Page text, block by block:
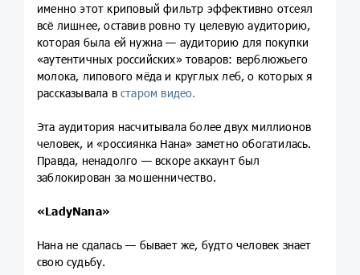
именно этот криповый фильтр эффективно отсеял
всё лишнее, оставив ровно ту целевую аудиторию,
которая была ей нужна — аудиторию для покупки
«аутентичных российских» товаров: верблюжьего
молока, липового мёда и круглых леб, о которых я
рассказывала в старом видео.
Эта аудитория насчитывала более двух миллионов
человек, и «россиянка Нана» заметно обогатилась.
Правда, ненадолго — вскоре аккаунт был
заблокирован за мошенничество.
«LadyNana»
Нана не сдалась — бывает же, будто человек знает
свою судьбу.